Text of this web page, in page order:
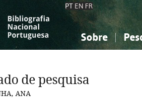
PT EN FR
Sobre
Ciências sociais...
Ciências sociais...
de pesquisa
ANA